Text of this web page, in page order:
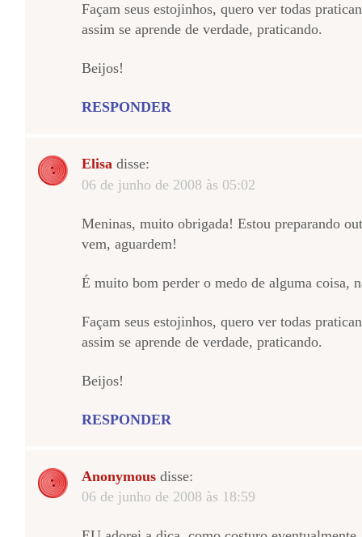
Façam seus estojinhos, quero ver todas
assim se aprende de verdade, praticando.
Beijos!
RESPONDER
Elisa disse:
06 de junho de 2008 às 05:02
Meninas, muito obrigada! Estou preparando
vem, aguardem!
É muito bom perder o medo de alguma coisa,
Façam seus estojinhos, quero ver todas
assim se aprende de verdade, praticando.
Beijos!
RESPONDER
Anonymous disse:
06 de junho de 2008 às 18:59